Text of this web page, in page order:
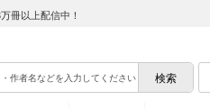
冊以上配信中！